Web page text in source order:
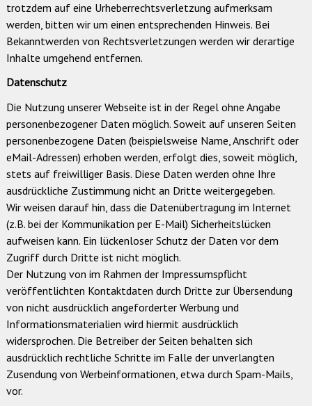
trotzdem auf eine Urheberrechtsverletzung aufmerksam
werden, bitten wir um einen entsprechenden Hinweis. Bei
Bekanntwerden von Rechtsverletzungen werden wir derartige
Inhalte umgehend entfernen.
Datenschutz
Die Nutzung unserer Webseite ist in der Regel ohne Angabe
personenbezogener Daten möglich. Soweit auf unseren Seiten
personenbezogene Daten (beispielsweise Name, Anschrift oder
eMail-Adressen) erhoben werden, erfolgt dies, soweit möglich,
stets auf freiwilliger Basis. Diese Daten werden ohne Ihre
ausdrückliche Zustimmung nicht an Dritte weitergegeben.
Wir weisen darauf hin, dass die Datenübertragung im Internet
(z.B. bei der Kommunikation per E-Mail) Sicherheitslücken
aufweisen kann. Ein lückenloser Schutz der Daten vor dem
Zugriff durch Dritte ist nicht möglich.
Der Nutzung von im Rahmen der Impressumspflicht
veröffentlichten Kontaktdaten durch Dritte zur Übersendung
von nicht ausdrücklich angeforderter Werbung und
Informationsmaterialien wird hiermit ausdrücklich
widersprochen. Die Betreiber der Seiten behalten sich
ausdrücklich rechtliche Schritte im Falle der unverlangten
Zusendung von Werbeinformationen, etwa durch Spam-Mails,
vor.